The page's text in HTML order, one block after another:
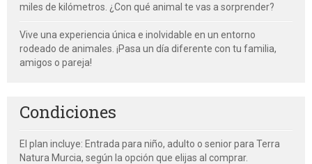
miles de kilómetros. ¿Con qué animal te vas a sorprender?
Vive una experiencia única e inolvidable en un entorno
rodeado de animales. ¡Pasa un día diferente con tu familia,
amigos o pareja!
Condiciones
El plan incluye: Entrada para niño, adulto o senior para Terra
Natura Murcia, según la opción que elijas al comprar.